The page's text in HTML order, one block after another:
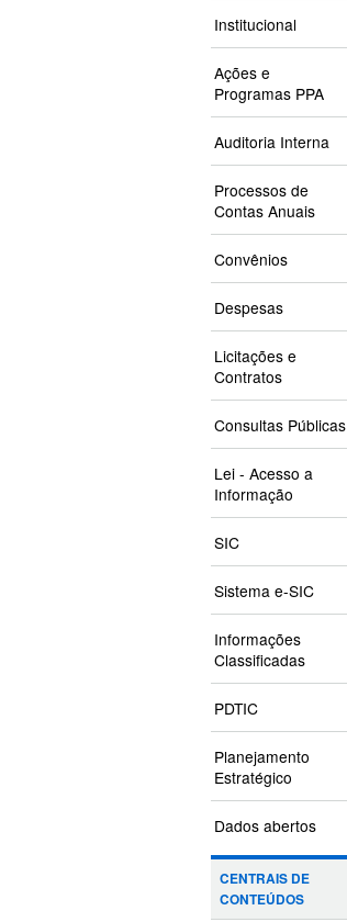
Institucional
Ações e
Programas PPA
Auditoria Interna
Processos de
Contas Anuais
Convênios
Despesas
Licitações e
Contratos
Consultas Públicas
Lei - Acesso a
Informação
SIC
Sistema e-SIC
Informações
Classificadas
PDTIC
Planejamento
Estratégico
Dados abertos
CENTRAIS DE
CONTEÚDOS